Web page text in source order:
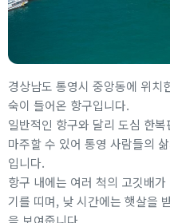
경상남도 통영시 중앙동에 위치
숙이 들어온 항구입니다.
일반적인 항구와 달리 도심 한
마주할 수 있어 통영 사람들의
입니다.
항구 내에는 여러 척의 고깃배
기를 띠며, 낮 시간에는 햇살을